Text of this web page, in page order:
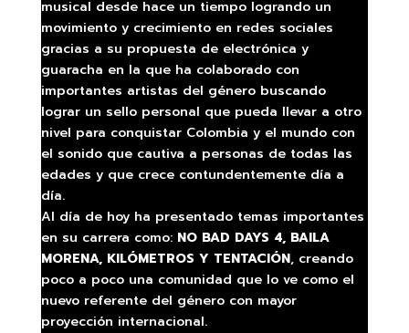
musical desde hace un tiempo logrando un
movimiento y crecimiento en redes sociales
gracias a su propuesta de electrónica y
guaracha en la que ha colaborado con
importantes artistas del género buscando
lograr un sello personal que pueda llevar a otro
nivel para conquistar Colombia y el mundo con
el sonido que cautiva a personas de todas las
edades y que crece contundentemente día a
día.
Al día de hoy ha presentado temas importantes
en su carrera como: NO BAD DAYS 4, BAILA
MORENA, KILÓMETROS Y TENTACIÓN, creando
poco a poco una comunidad que lo ve como el
nuevo referente del género con mayor
proyección internacional.